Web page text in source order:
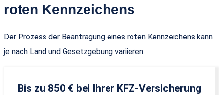
roten Kennzeichens
Der Prozess der Beantragung eines roten Kennzeichens kann
je nach Land und Gesetzgebung variieren.
Bis zu 850 € bei Ihrer KFZ-Versicherung